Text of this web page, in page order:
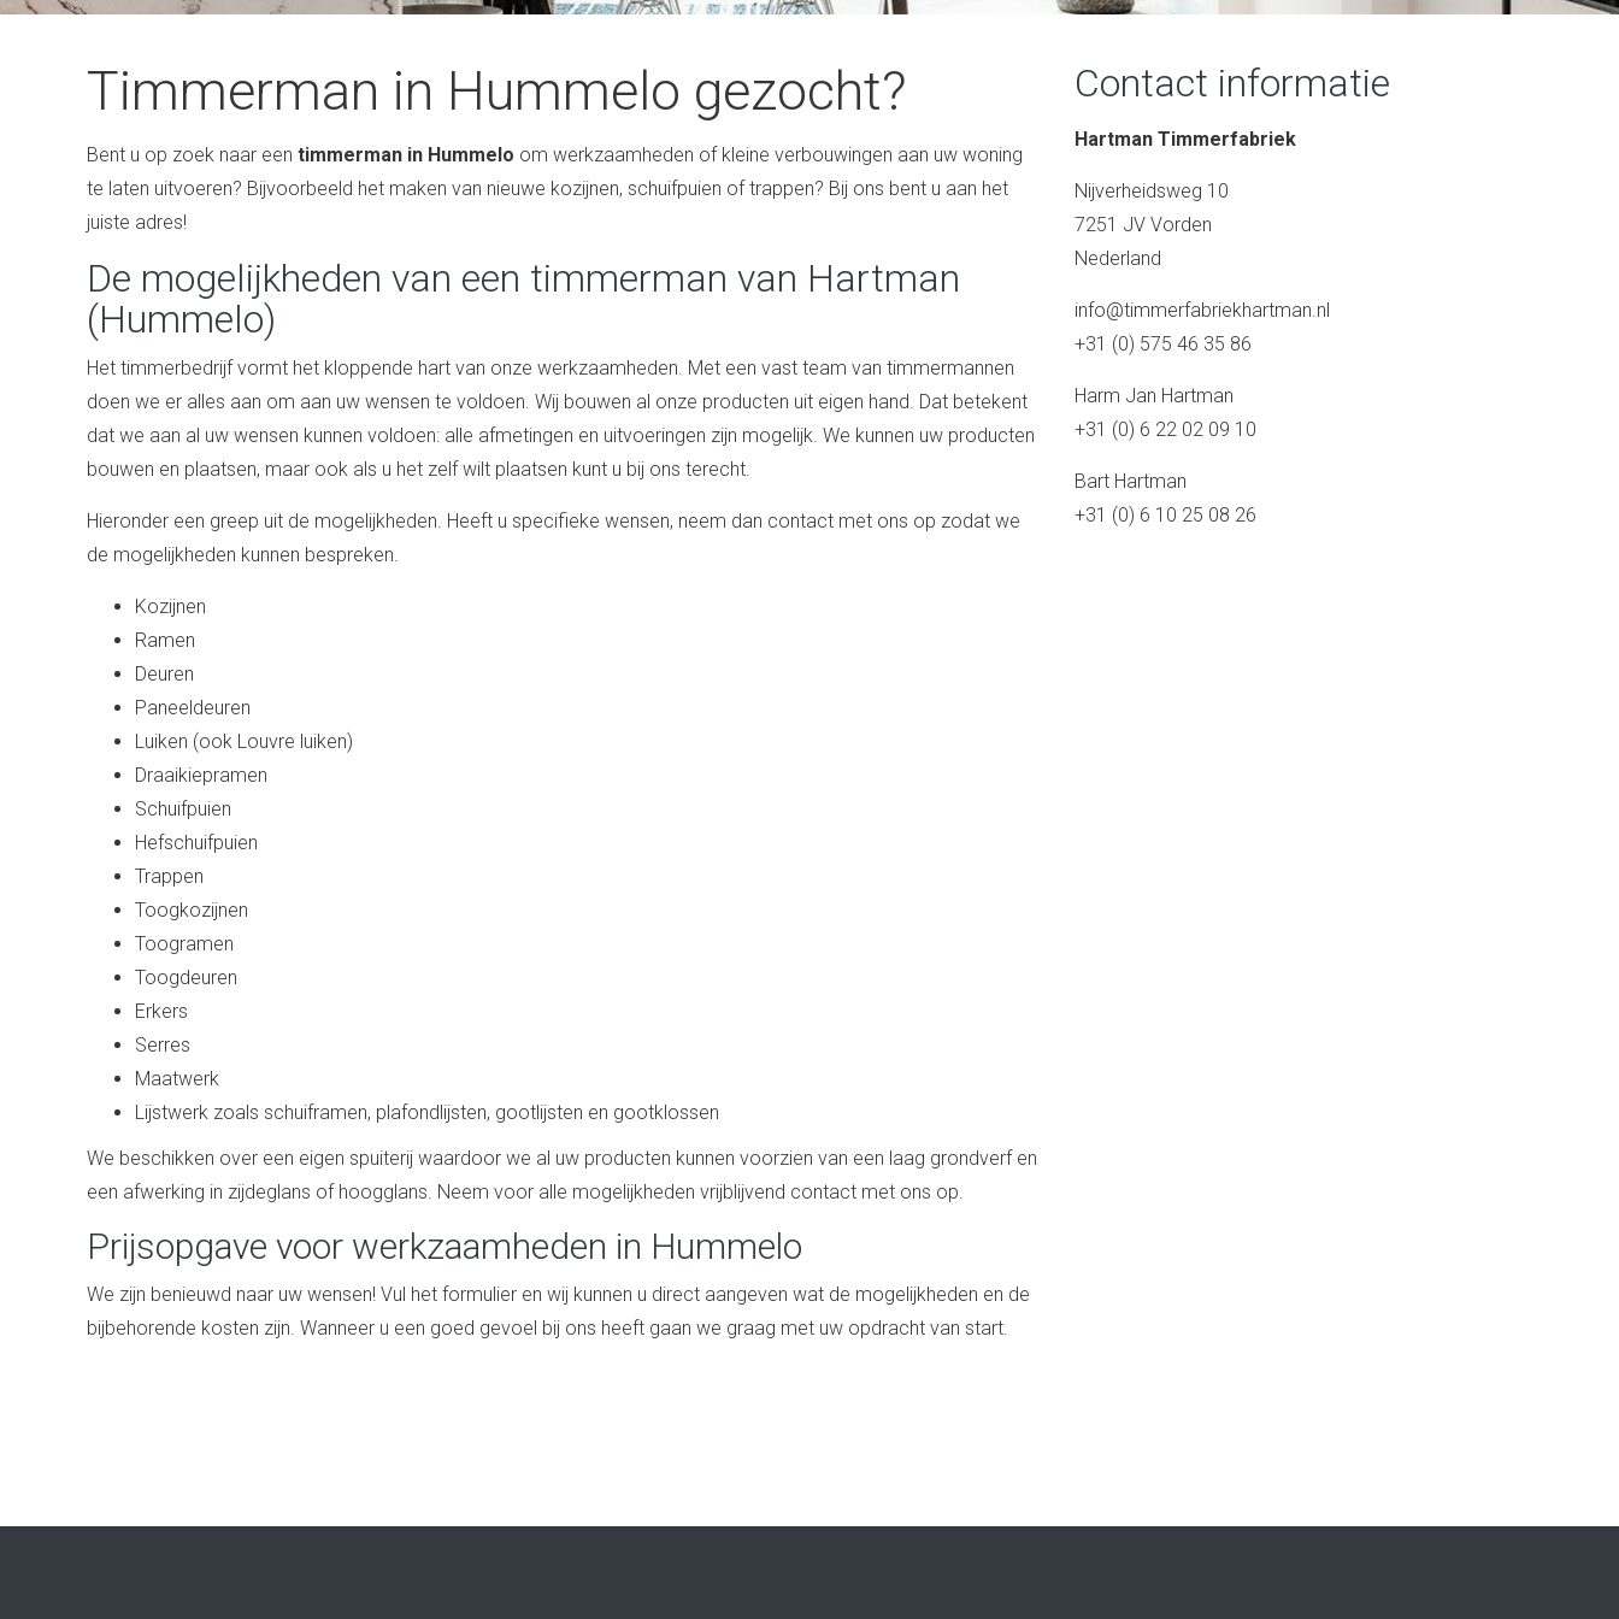
Timmerman in Hummelo gezocht?
Bent u op zoek naar een timmerman in Hummelo om werkzaamheden of kleine verbouwingen aan uw woning
te laten uitvoeren? Bijvoorbeeld het maken van nieuwe kozijnen, schuifpuien of trappen? Bij ons bent u aan het
juiste adres!
De mogelijkheden van een timmerman van Hartman
(Hummelo)
Het timmerbedrijf vormt het kloppende hart van onze werkzaamheden. Met een vast team van timmermannen
doen we er alles aan om aan uw wensen te voldoen. Wij bouwen al onze producten uit eigen hand. Dat betekent
dat we aan al uw wensen kunnen voldoen: alle afmetingen en uitvoeringen zijn mogelijk. We kunnen uw producten
bouwen en plaatsen, maar ook als u het zelf wilt plaatsen kunt u bij ons terecht.
Hieronder een greep uit de mogelijkheden. Heeft u specifieke wensen, neem dan contact met ons op zodat we
de mogelijkheden kunnen bespreken.
Kozijnen
Ramen
Deuren
Paneeldeuren
Luiken (ook Louvre luiken)
Draaikiepramen
Schuifpuien
Hefschuifpuien
Trappen
Toogkozijnen
Toogramen
Toogdeuren
Erkers
Serres
Maatwerk
Lijstwerk zoals schuiframen, plafondlijsten, gootlijsten en gootklossen
We beschikken over een eigen spuiterij waardoor we al uw producten kunnen voorzien van een laag grondverf en
een afwerking in zijdeglans of hoogglans. Neem voor alle mogelijkheden vrijblijvend contact met ons op.
Prijsopgave voor werkzaamheden in Hummelo
We zijn benieuwd naar uw wensen! Vul het formulier en wij kunnen u direct aangeven wat de mogelijkheden en de
bijbehorende kosten zijn. Wanneer u een goed gevoel bij ons heeft gaan we graag met uw opdracht van start.
Contact informatie
Hartman Timmerfabriek
Nijverheidsweg 10
7251 JV Vorden
Nederland
info@timmerfabriekhartman.nl
+31 (0) 575 46 35 86
Harm Jan Hartman
+31 (0) 6 22 02 09 10
Bart Hartman
+31 (0) 6 10 25 08 26